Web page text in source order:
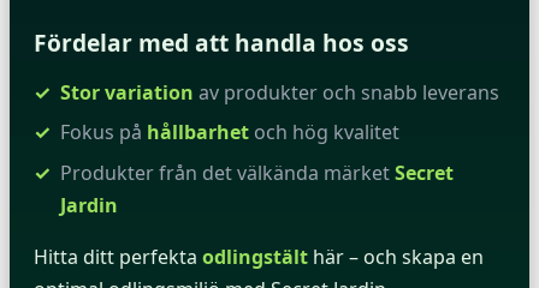
Fördelar med att handla hos oss
Stor variation av produkter och snabb leverans
Fokus på hållbarhet och hög kvalitet
Produkter från det välkända märketSecret
Jardin
Hitta ditt perfekta odlingstält här – och skapa en